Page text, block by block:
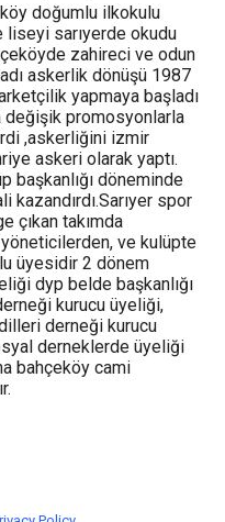
doğumlu ilkokulu
sarıyerde okudu
zahireci ve odun
askerlik dönüşü 1987
yapmaya başladı
değişik promosyonlarla
,askerliğini izmir
askeri olarak yaptı.
başkanlığı döneminde
kazandırdı.Sarıyer spor
çıkan takımda
ve kulüpte
üyesidir 2 dönem
dyp belde başkanlığı
kurucu üyeliği,
derneği kurucu
derneklerde üyeliği
bahçeköy cami